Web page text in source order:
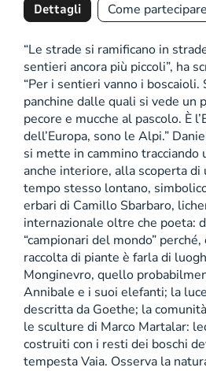
Dettagli Come partecipare
“Le strade si ramificano in
sentieri ancora più piccoli”, ha
“Per i sentieri vanno i
panchine dalle quali si vede un
pecore e mucche al pascolo. È
dell’Europa, sono le Alpi.”
si mette in cammino tracciando
anche interiore, alla scoperta di
tempo stesso lontano,
erbari di Camillo Sbarbaro,
internazionale oltre che poeta:
“campionari del mondo”
raccolta di piante è farla di
Monginevro, quello
Annibale e i suoi elefanti; la
descritta da Goethe; la
le sculture di Marco Martalar:
costruiti con i resti dei boschi
tempesta Vaia. Osserva la